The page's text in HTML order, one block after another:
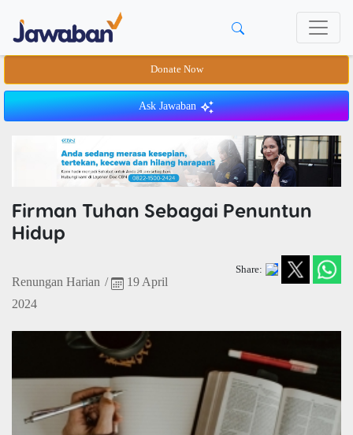
Donate Now
Ask Jawaban
Firman Tuhan Sebagai Penuntun
Hidup
Renungan Harian /
19 April
2024
Share: